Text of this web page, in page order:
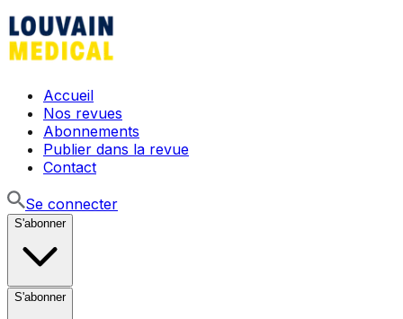
Accueil
Nos revues
Abonnements
Publier dans la revue
Contact
Se connecter
S'abonner
S'abonner